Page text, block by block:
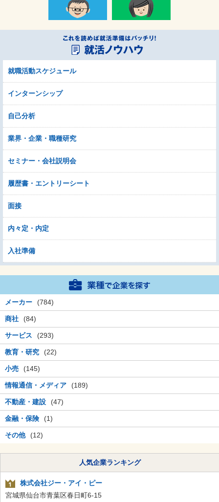
就職活動スケジュール
インターンシップ
自己分析
業界・企業・職種研究
セミナー・会社説明会
履歴書・エントリーシート
面接
内々定・内定
入社準備
メーカー (784)
商社 (84)
サービス (293)
教育・研究 (22)
小売 (145)
情報通信・メディア (189)
不動産・建設 (47)
金融・保険 (1)
その他 (12)
人気企業ランキング
株式会社ジー・アイ・ピー
宮城県仙台市青葉区春日町6-15